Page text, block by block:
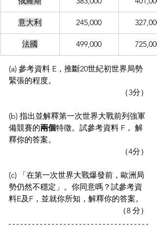
意大利 245,000 327,000
法國 499,000 725,000
(a) 參考資料 E，推斷20世紀初世界局勢
緊張的程度。
（3分）
(b) 指出並解釋第一次世界大戰前列強軍
備競賽的兩個特徵。試參考資料 F， 解
釋你的答案。
（4分）
(c) 「在第一次世界大戰爆發前，歐洲局
勢仍然不穩定」。你同意嗎？試參考資
料E及F，並就你所知，解釋你的答案。
（8 分）